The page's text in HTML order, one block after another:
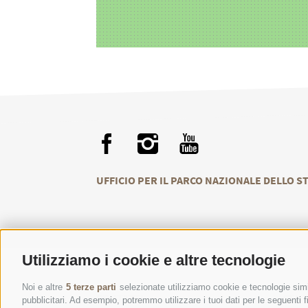
Utilizziamo i cookie e altre tecnologie
Noi e altre 5 terze parti selezionate utilizziamo cookie e tecnologie
pubblicitari. Ad esempio, potremmo utilizzare i tuoi dati per le
UFFICIO PER IL PARCO NAZIONALE DELLO
CONTATTI